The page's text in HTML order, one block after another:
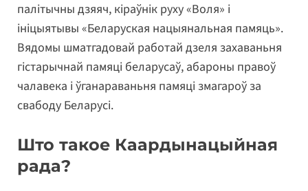
палітычны дзяяч, кіраўнік руху «Воля» і
ініцыятывы «Беларуская нацыянальная памяць».
Вядомы шматгадовай работай дзеля захаваньня
гістарычнай памяці беларусаў, абароны правоў
чалавека і ўганараваньня памяці змагароў за
свабоду Беларусі.
Што такое Каардынацыйная
рада?